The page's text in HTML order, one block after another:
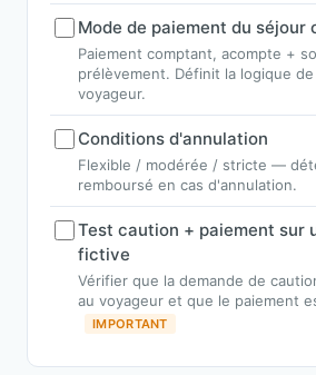
Mode de paiement du séjour
Paiement comptant, acompte +
prélèvement. Définit la logique
voyageur.
Conditions d'annulation
Flexible / modérée / stricte —
remboursé en cas d'annulation.
Test caution + paiement sur
fictive
Vérifier que la demande de
au voyageur et que le paiement
IMPORTANT